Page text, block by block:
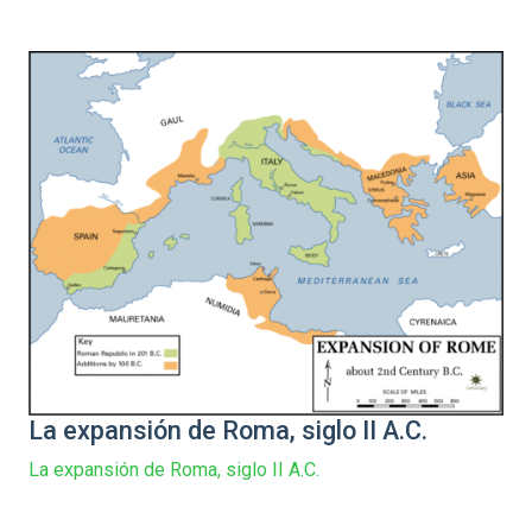
La expansión de Roma, siglo II A.C.
La expansión de Roma, siglo II A.C.